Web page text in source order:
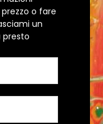
o fare
un
presto